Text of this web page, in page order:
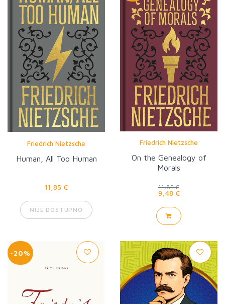
Friedrich Nietzsche
Human, All Too Human
11,85 €
NIJE DOSTUPNO
Friedrich Nietzsche
On the Genealogy of
Morals
11,85 €
9,48 €
-20%